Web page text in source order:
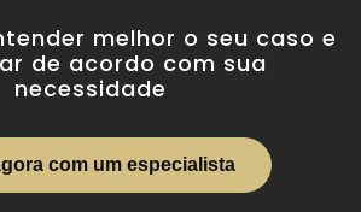
melhor o seu caso e
de acordo com sua
necessidade
com um especialista